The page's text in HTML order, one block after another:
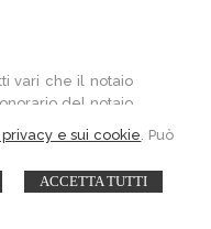
e sui cookie. Può
ACCETTA TUTTI
vari che il notaio
del notaio
incide quasi mai